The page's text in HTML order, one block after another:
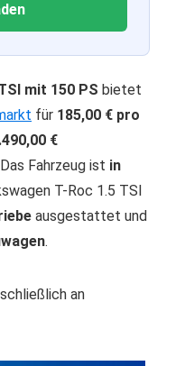
mit 150 PS bietet
für 185,00 € pro
€
Fahrzeug ist in
T-Roc 1.5 TSI
ausgestattet und
.
an